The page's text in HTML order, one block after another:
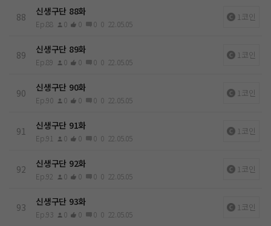
88 신생구단 88화
Ep.88 0 0 0 0 22.05.05
1코인
89 신생구단 89화
Ep.89 0 0 0 0 22.05.05
1코인
90 신생구단 90화
Ep.90 0 0 0 0 22.05.05
1코인
91 신생구단 91화
Ep.91 0 0 0 0 22.05.05
1코인
92 신생구단 92화
Ep.92 0 0 0 0 22.05.05
1코인
93 신생구단 93화
Ep.93 0 0 0 0 22.05.05
1코인